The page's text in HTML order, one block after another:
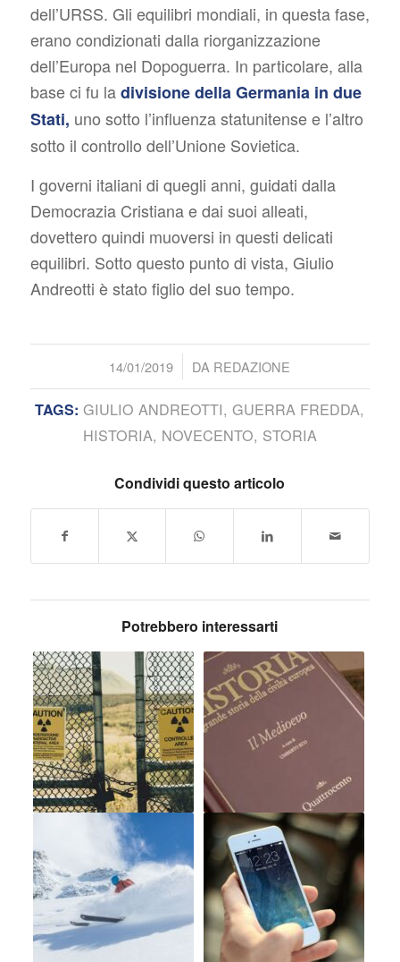
dell’URSS. Gli equilibri mondiali, in questa fase,
erano condizionati dalla riorganizzazione
dell’Europa nel Dopoguerra. In particolare, alla
base ci fu ladivisione della Germania in due
Stati, uno sotto l’influenza statunitense e l’altro
sotto il controllo dell’Unione Sovietica.
I governi italiani di quegli anni, guidati dalla
Democrazia Cristiana e dai suoi alleati,
dovettero quindi muoversi in questi delicati
equilibri. Sotto questo punto di vista, Giulio
Andreotti è stato figlio del suo tempo.
14/01/2019
/ DA REDAZIONE
TAGS: GIULIO ANDREOTTI,GUERRA FREDDA,
HISTORIA, NOVECENTO, STORIA
Condividi questo articolo
Potrebbero interessarti